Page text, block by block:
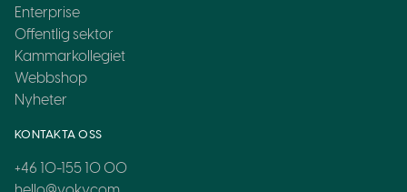
Enterprise
Offentlig sektor
Kammarkollegiet
Webbshop
Nyheter
KONTAKTA OSS
+46 10-155 10 00